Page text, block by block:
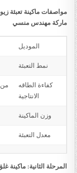
ماركة مهندس منسي
الموديل
نمط التعبئة
كفاءة الطاقه
الانتاجية
وزن الماكينة
معدل التعبئة